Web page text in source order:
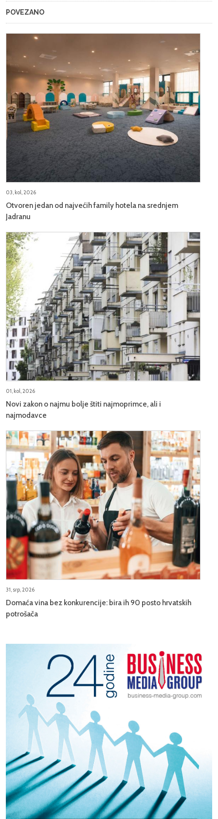
POVEZANO
03, kol, 2026
Otvoren jedan od najvećih family hotela na srednjem
Jadranu
01, kol, 2026
Novi zakon o najmu bolje štiti najmoprimce, ali i
najmodavce
31, srp, 2026
Domaća vina bez konkurencije: bira ih 90 posto hrvatskih
potrošača